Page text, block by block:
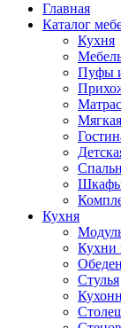
Главная
Каталог
Кухня
Пуфы
Кухня
Кухни
Стулья